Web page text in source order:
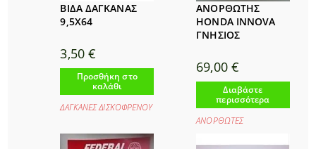
ΒΙΔΑ ΔΑΓΚΑΝΑΣ
9,5Χ64
3,50 €
Προσθήκη στο
καλάθι
ΔΑΓΚΑΝΕΣ ΔΙΣΚΟΦΡΕΝΟΥ
ΑΝΟΡΘΩΤΗΣ
HONDA INNOVA
ΓΝΗΣΙΟΣ
69,00 €
Διαβάστε
περισσότερα
ΑΝΟΡΘΩΤΕΣ